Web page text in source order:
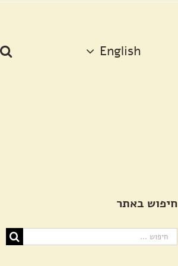
English
חיפוש באתר
חיפוש...